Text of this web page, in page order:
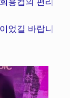
었길 바랍니